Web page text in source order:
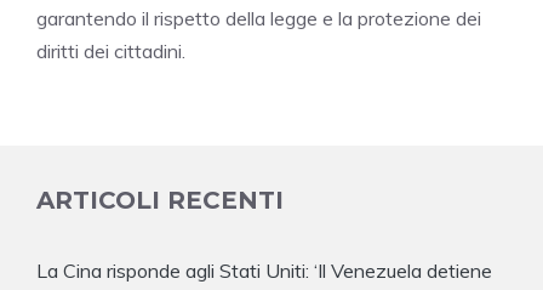
garantendo il rispetto della legge e la protezione dei
diritti dei cittadini.
ARTICOLI RECENTI
La Cina risponde agli Stati Uniti: ‘Il Venezuela detiene